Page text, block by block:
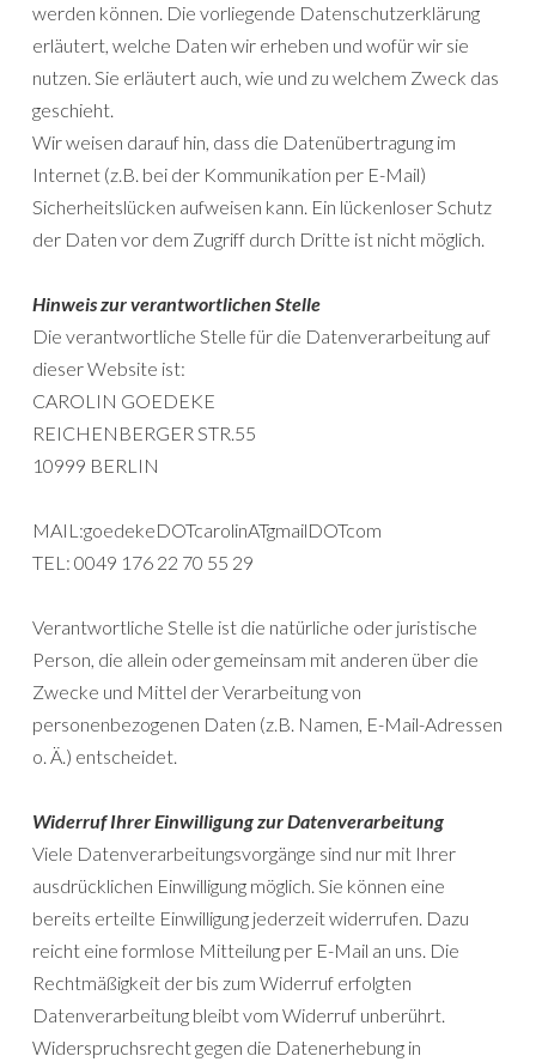
werden können. Die vorliegende Datenschutzerklärung
erläutert, welche Daten wir erheben und wofür wir sie
nutzen. Sie erläutert auch, wie und zu welchem Zweck das
geschieht.
Wir weisen darauf hin, dass die Datenübertragung im
Internet (z.B. bei der Kommunikation per E-Mail)
Sicherheitslücken aufweisen kann. Ein lückenloser Schutz
der Daten vor dem Zugriff durch Dritte ist nicht möglich.
Hinweis zur verantwortlichen Stelle
Die verantwortliche Stelle für die Datenverarbeitung auf
dieser Website ist:
CAROLIN GOEDEKE
REICHENBERGER STR.55
10999 BERLIN
MAIL:goedekeDOTcarolinATgmailDOTcom
TEL: 0049 176 22 70 55 29
Verantwortliche Stelle ist die natürliche oder juristische
Person, die allein oder gemeinsam mit anderen über die
Zwecke und Mittel der Verarbeitung von
personenbezogenen Daten (z.B. Namen, E-Mail-Adressen
o. Ä.) entscheidet.
Widerruf Ihrer Einwilligung zur Datenverarbeitung
Viele Datenverarbeitungsvorgänge sind nur mit Ihrer
ausdrücklichen Einwilligung möglich. Sie können eine
bereits erteilte Einwilligung jederzeit widerrufen. Dazu
reicht eine formlose Mitteilung per E-Mail an uns. Die
Rechtmäßigkeit der bis zum Widerruf erfolgten
Datenverarbeitung bleibt vom Widerruf unberührt.
Widerspruchsrecht gegen die Datenerhebung in